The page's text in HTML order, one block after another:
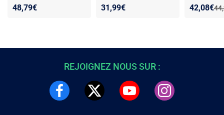
hauck - Tissu lavable -
48,79€ 31,99€
place
Nouveau
42,08€
REJOIGNEZ NOUS SUR :